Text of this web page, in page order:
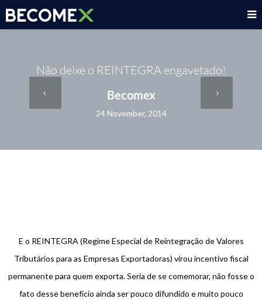
Não deixe o REINTEGRA engavetado!
Becomex
24 November, 2014
E o REINTEGRA (Regime Especial de Reintegração de Valores
Tributários para as Empresas Exportadoras) virou incentivo fiscal
permanente para quem exporta. Seria de se comemorar, não fosse o
fato desse benefício ainda ser pouco difundido e muito pouco